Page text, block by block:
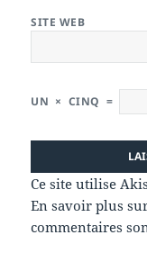
SITE WEB
UN × CINQ =
Ce site utilise
En savoir plus
commentaires